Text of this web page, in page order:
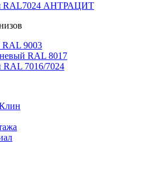
RAL7024 АНТРАЦИТ
RAL 9003
RAL 8017
RAL 7016/7024